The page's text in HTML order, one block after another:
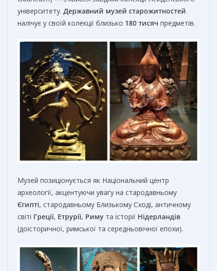
університету. Державний музей старожитностей
налічує у своїй колекції близько 180 тисяч предметів.
Музей позиціонується як Національний центр
археології, акцентуючи увагу на стародавньому
Єгипті, стародавньому Близькому Сході, античному
світі Греції, Етрурії, Риму та історії Нідерландів
(доісторичної, римської та середньовічної епохи).